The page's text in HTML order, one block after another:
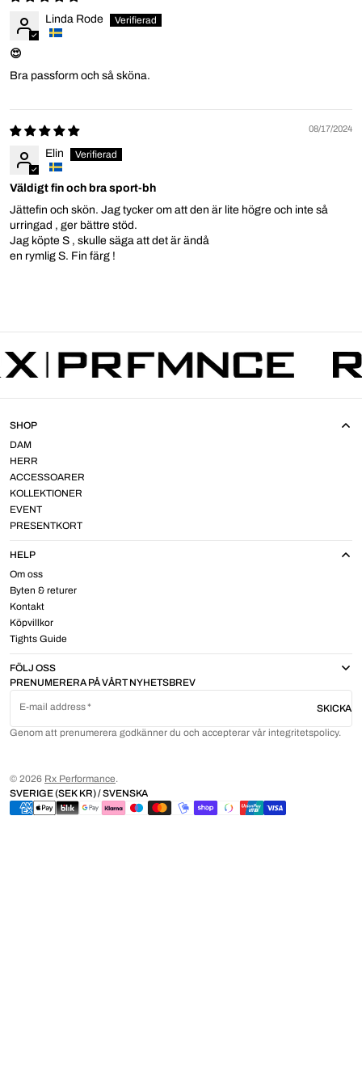
Linda Rode
😍
Bra passform och så sköna.
08/17/2024
Elin
Väldigt fin och bra sport-bh
Jättefin och skön. Jag tycker om att den är lite högre och inte så
urringad , ger bättre stöd.
Jag köpte S , skulle säga att det är ändå
en rymlig S. Fin färg !
PRENUMERERA PÅ VÅRT NYHETSBREV
E-mail address SKICKA
Genom att prenumerera godkänner du och accepterar vår integritetspolicy.
SHOP
DAM
HERR
ACCESSOARER
KOLLEKTIONER
EVENT
PRESENTKORT
HELP
Om oss
Byten & returer
Kontakt
Köpvillkor
Tights Guide
FÖLJ OSS
© 2026 Rx Performance.
SVERIGE (SEK KR) / SVENSKA